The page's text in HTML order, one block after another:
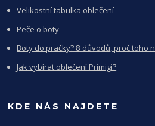
Velikostní tabulka oblečení
Peče o boty
Boty do pračky? 8 důvodů, proč toho
Jak vybírat oblečení Primigi?
KDE NÁS NAJDETE